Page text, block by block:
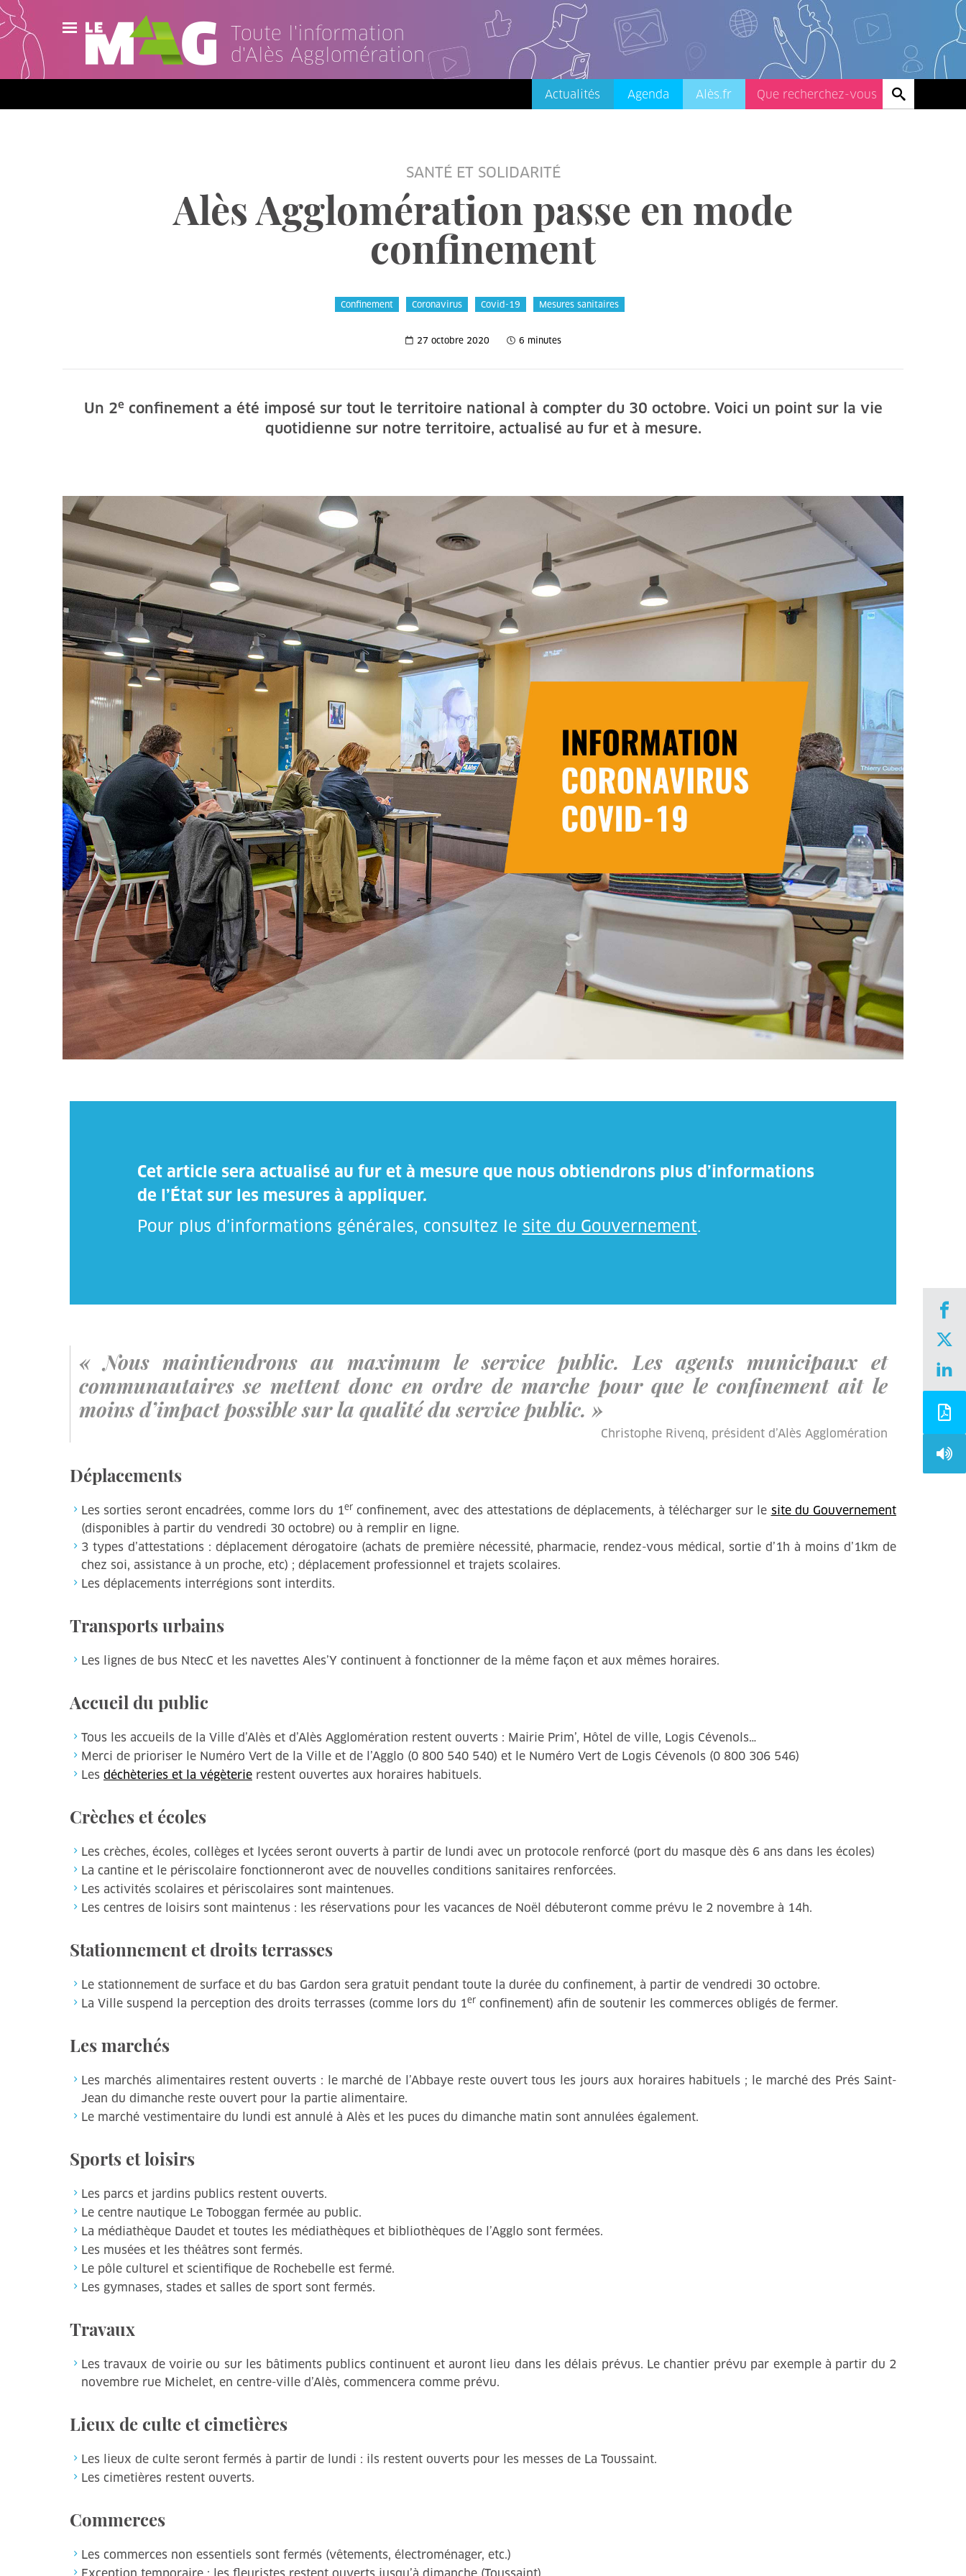
Toute l'information
d'Alès Agglomération
Actualités
Agenda
Actualités Agenda Alès.fr
SANTÉ ET SOLIDARITÉ
Alès Agglomération passe en mode
confinement
Confinement Coronavirus Covid-19 Mesures sanitaires
27 octobre 2020 6 minutes
Un 2e confinement a été imposé sur tout le territoire national à compter du 30 octobre. Voici un point sur la vie
quotidienne sur notre territoire, actualisé au fur et à mesure.
Cet article sera actualisé au fur et à mesure que nous obtiendrons plus d’informations
de l’État sur les mesures à appliquer.
Pour plus d’informations générales, consultez le site du Gouvernement.
« Nous maintiendrons au maximum le service public. Les agents municipaux et
communautaires se mettent donc en ordre de marche pour que le confinement ait le
moins d’impact possible sur la qualité du service public. »
Christophe Rivenq, président d’Alès Agglomération
Déplacements
Les sorties seront encadrées, comme lors du 1erconfinement, avec des attestations de déplacements, à télécharger sur le site du Gouvernement
(disponibles à partir du vendredi 30 octobre) ou à remplir en ligne.
3 types d’attestations : déplacement dérogatoire (achats de première nécessité, pharmacie, rendez-vous médical, sortie d’1h à moins d’1km de
chez soi, assistance à un proche, etc) ; déplacement professionnel et trajets scolaires.
Les déplacements interrégions sont interdits.
Transports urbains
Les lignes de bus NtecC et les navettes Ales’Y continuent à fonctionner de la même façon et aux mêmes horaires.
Accueil du public
Tous les accueils de la Ville d’Alès et d’Alès Agglomération restent ouverts : Mairie Prim’, Hôtel de ville, Logis Cévenols…
Merci de prioriser le Numéro Vert de la Ville et de l’Agglo (0 800 540 540) et le Numéro Vert de Logis Cévenols (0 800 306 546)
Les déchèteries et la végèterie restent ouvertes aux horaires habituels.
Crèches et écoles
Les crèches, écoles, collèges et lycées seront ouverts à partir de lundi avec un protocole renforcé (port du masque dès 6 ans dans les écoles)
La cantine et le périscolaire fonctionneront avec de nouvelles conditions sanitaires renforcées.
Les activités scolaires et périscolaires sont maintenues.
Les centres de loisirs sont maintenus : les réservations pour les vacances de Noël débuteront comme prévu le 2 novembre à 14h.
Stationnement et droits terrasses
Le stationnement de surface et du bas Gardon sera gratuit pendant toute la durée du confinement, à partir de vendredi 30 octobre.
La Ville suspend la perception des droits terrasses (comme lors du 1er confinement) afin de soutenir les commerces obligés de fermer.
Les marchés
Les marchés alimentaires restent ouverts : le marché de l’Abbaye reste ouvert tous les jours aux horaires habituels ; le marché des Prés Saint-
Jean du dimanche reste ouvert pour la partie alimentaire.
Le marché vestimentaire du lundi est annulé à Alès et les puces du dimanche matin sont annulées également.
Sports et loisirs
Les parcs et jardins publics restent ouverts.
Le centre nautique Le Toboggan fermée au public.
La médiathèque Daudet et toutes les médiathèques et bibliothèques de l’Agglo sont fermées.
Les musées et les théâtres sont fermés.
Le pôle culturel et scientifique de Rochebelle est fermé.
Les gymnases, stades et salles de sport sont fermés.
Travaux
Les travaux de voirie ou sur les bâtiments publics continuent et auront lieu dans les délais prévus. Le chantier prévu par exemple à partir du 2
novembre rue Michelet, en centre-ville d’Alès, commencera comme prévu.
Lieux de culte et cimetières
Les lieux de culte seront fermés à partir de lundi : ils restent ouverts pour les messes de La Toussaint.
Les cimetières restent ouverts.
Commerces
Les commerces non essentiels sont fermés (vêtements, électroménager, etc.)